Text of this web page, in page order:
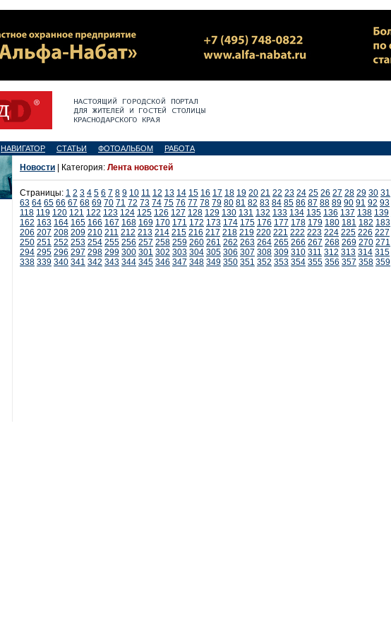
НАВИГАТОР СТАТЬИ ФОТОАЛЬБОМ РАБОТА
Новости | Категория: Лента новостей
Страницы: 1 2 3 4 5 6 7 8 9 10 11 12 13 14 15 16 17 18 19 20 21 22 23 24 25 26 27 28 29 30 31
63 64 65 66 67 68 69 70 71 72 73 74 75 76 77 78 79 80 81 82 83 84 85 86 87 88 89 90 91 92 93
118 119 120 121 122 123 124 125 126 127 128 129 130 131 132 133 134 135 136 137 138 139
162 163 164 165 166 167 168 169 170 171 172 173 174 175 176 177 178 179 180 181 182 183
206 207 208 209 210 211 212 213 214 215 216 217 218 219 220 221 222 223 224 225 226 227
250 251 252 253 254 255 256 257 258 259 260 261 262 263 264 265 266 267 268 269 270 271
294 295 296 297 298 299 300 301 302 303 304 305 306 307 308 309 310 311 312 313 314 315
338 339 340 341 342 343 344 345 346 347 348 349 350 351 352 353 354 355 356 357 358 359